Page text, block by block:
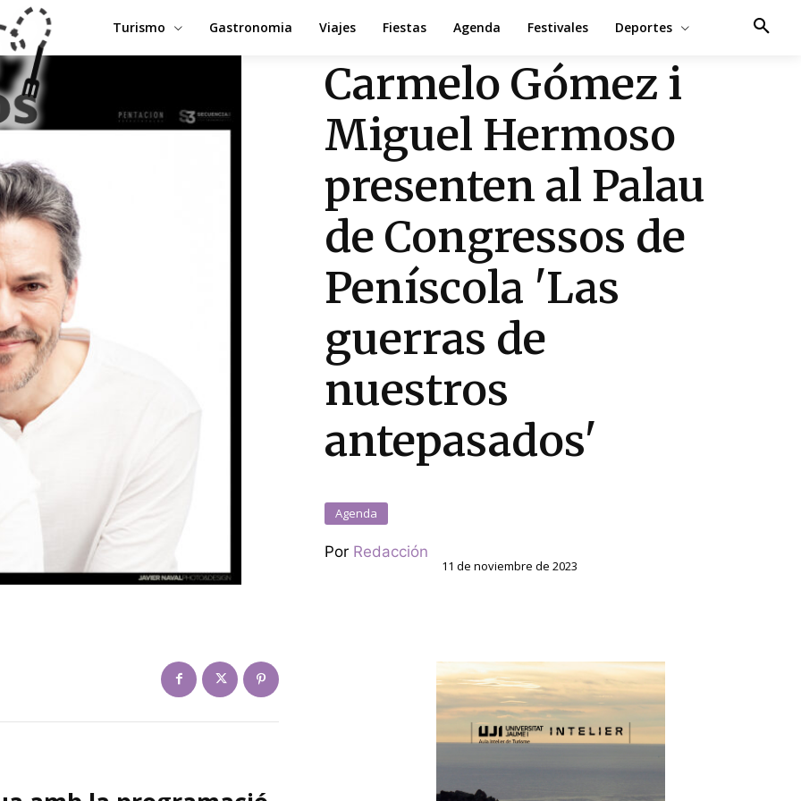
Turismo Gastronomia Viajes Fiestas Agenda Festivales Deportes
Carmelo Gómez i
Miguel Hermoso
presenten al Palau
de Congressos de
Peníscola 'Las
guerras de
nuestros
antepasados'
Agenda
Por Redacción
11 de noviembre de 2023